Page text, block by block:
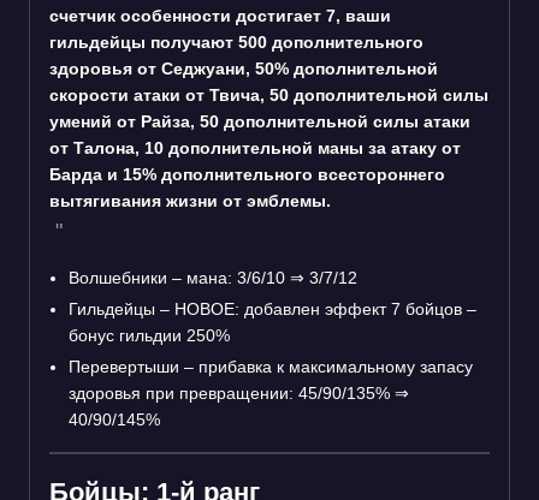
счетчик особенности достигает 7, ваши
гильдейцы получают 500 дополнительного
здоровья от Седжуани, 50% дополнительной
скорости атаки от Твича, 50 дополнительной силы
умений от Райза, 50 дополнительной силы атаки
от Талона, 10 дополнительной маны за атаку от
Барда и 15% дополнительного всестороннего
вытягивания жизни от эмблемы.
Волшебники – мана: 3/6/10 ⇒ 3/7/12
Гильдейцы – НОВОЕ: добавлен эффект 7 бойцов –
бонус гильдии 250%
Перевертыши – прибавка к максимальному запасу
здоровья при превращении: 45/90/135% ⇒
40/90/145%
Бойцы: 1-й ранг